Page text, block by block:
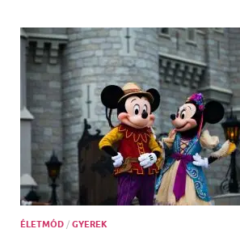
ÉLETMÓD / GYEREK